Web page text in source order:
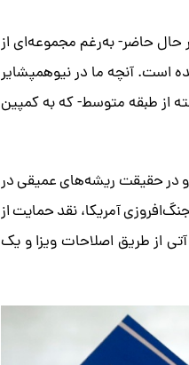
حال حاضر- به‌رغم مجموعه‌ای از
است. آنچه ما در نیوهمپشایر
از طبقه متوسط- که به کمپین
در حقیقت ریشه‌های عمیقی در
آمریکا، نقد حمایت از
آتی از طریق اصلاحات ویزا و یک